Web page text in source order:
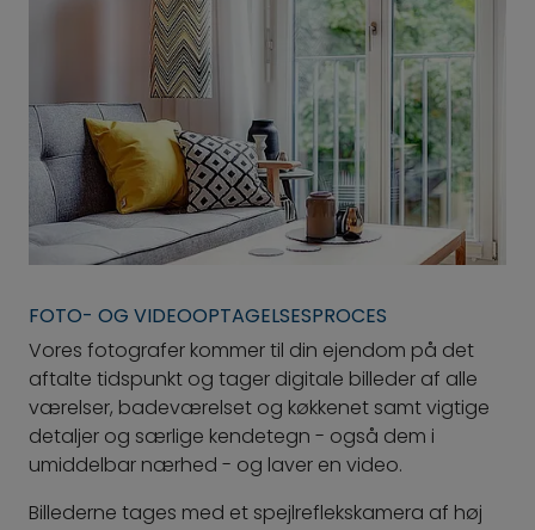
FOTO- OG VIDEOOPTAGELSESPROCES
Vores fotografer kommer til din ejendom på det
aftalte tidspunkt og tager digitale billeder af alle
værelser, badeværelset og køkkenet samt vigtige
detaljer og særlige kendetegn - også dem i
umiddelbar nærhed - og laver en video.
Billederne tages med et spejlreflekskamera af høj